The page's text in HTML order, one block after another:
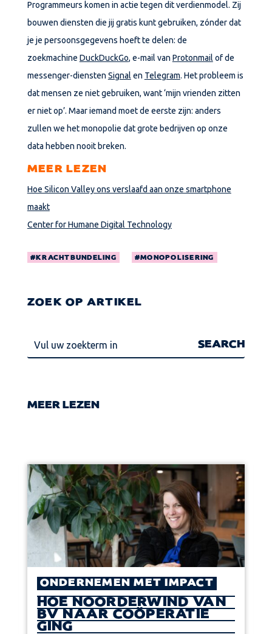
Programmeurs komen in actie tegen dit verdienmodel. Zij
bouwen diensten die jij gratis kunt gebruiken, zónder dat
je je persoonsgegevens hoeft te delen: de
zoekmachine DuckDuckGo, e-mail van Protonmail of de
messenger-diensten Signal en Telegram. Het probleem is
dat mensen ze niet gebruiken, want ‘mijn vrienden zitten
er niet op’. Maar iemand moet de eerste zijn: anders
zullen we het monopolie dat grote bedrijven op onze
data hebben nooit breken.
MEER LEZEN
Hoe Silicon Valley ons verslaafd aan onze smartphone
maakt
Center for Humane Digital Technology
KRACHTBUNDELING MONOPOLISERING
ZOEK OP ARTIKEL
MEER LEZEN
ONDERNEMEN MET IMPACT
HOE NOORDERWIND VAN
BV NAAR COÖPERATIE
GING